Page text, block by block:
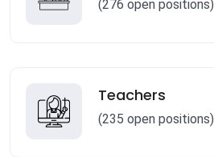
(276 open positions)
Teachers
(235 open positions)